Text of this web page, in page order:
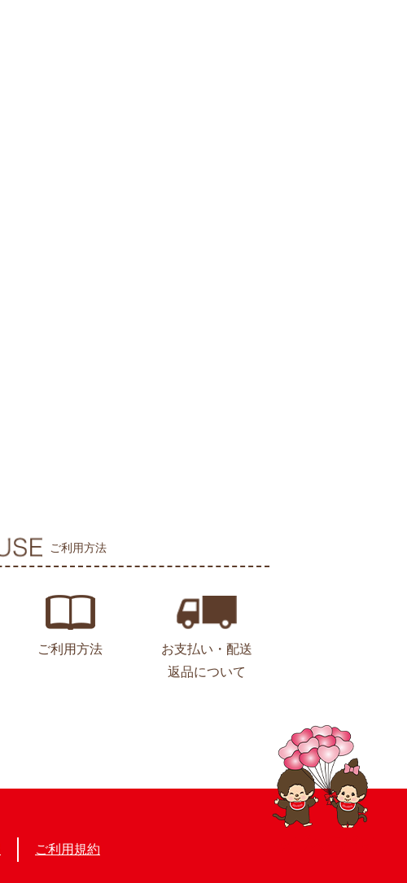
ご利用方法
ご利用方法
お支払い・配送
返品について
ご利用規約